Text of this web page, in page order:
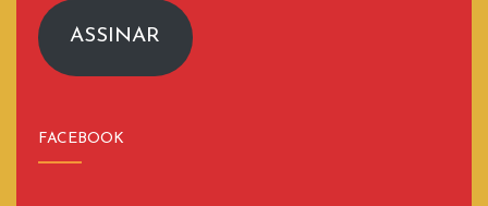
emailASSINAR
FACEBOOK